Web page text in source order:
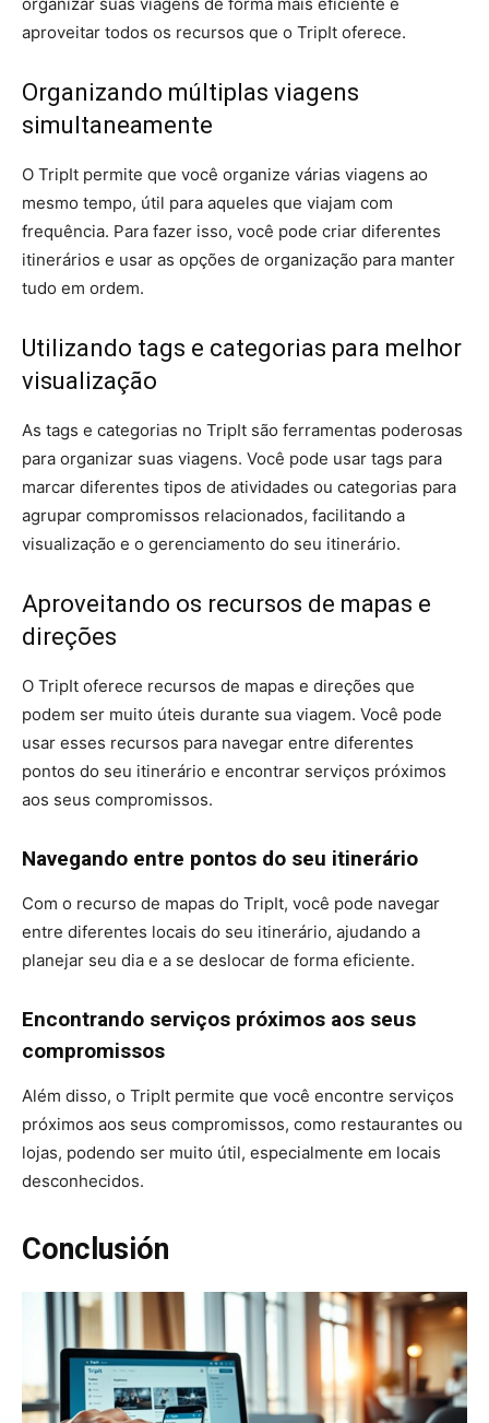
aproveitar todos os recursos que o TripIt oferece.
Organizando múltiplas viagens
simultaneamente
O TripIt permite que você organize várias viagens ao
mesmo tempo, útil para aqueles que viajam com
frequência. Para fazer isso, você pode criar diferentes
itinerários e usar as opções de organização para manter
tudo em ordem.
Utilizando tags e categorias para melhor
visualização
As tags e categorias no TripIt são ferramentas poderosas
para organizar suas viagens. Você pode usar tags para
marcar diferentes tipos de atividades ou categorias para
agrupar compromissos relacionados, facilitando a
visualização e o gerenciamento do seu itinerário.
Aproveitando os recursos de mapas e
direções
O TripIt oferece recursos de mapas e direções que
podem ser muito úteis durante sua viagem. Você pode
usar esses recursos para navegar entre diferentes
pontos do seu itinerário e encontrar serviços próximos
aos seus compromissos.
Navegando entre pontos do seu itinerário
Com o recurso de mapas do TripIt, você pode navegar
entre diferentes locais do seu itinerário, ajudando a
planejar seu dia e a se deslocar de forma eficiente.
Encontrando serviços próximos aos seus
compromissos
Além disso, o TripIt permite que você encontre serviços
próximos aos seus compromissos, como restaurantes ou
lojas, podendo ser muito útil, especialmente em locais
desconhecidos.
Conclusión